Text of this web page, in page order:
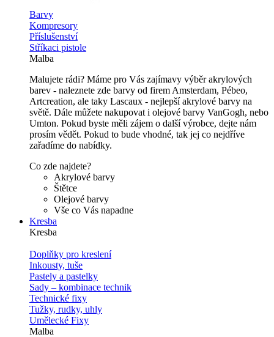
Barvy
Kompresory
Příslušenství
Stříkaci pistole
Malba
Malujete rádi? Máme pro Vás zajímavy výběr akrylových
barev - naleznete zde barvy od firem Amsterdam, Pébeo,
Artcreation, ale taky Lascaux - nejlepší akrylové barvy na
světě. Dále můžete nakupovat i olejové barvy VanGogh, nebo
Umton. Pokud byste měli zájem o další výrobce, dejte nám
prosím vědět. Pokud to bude vhodné, tak jej co nejdříve
zařadíme do nabídky.
Co zde najdete?
Akrylové barvy
Štětce
Olejové barvy
Vše co Vás napadne
Kresba
Kresba
Doplňky pro kreslení
Inkousty, tuše
Pastely a pastelky
Sady – kombinace technik
Technické fixy
Tužky, rudky, uhly
Umělecké Fixy
Malba